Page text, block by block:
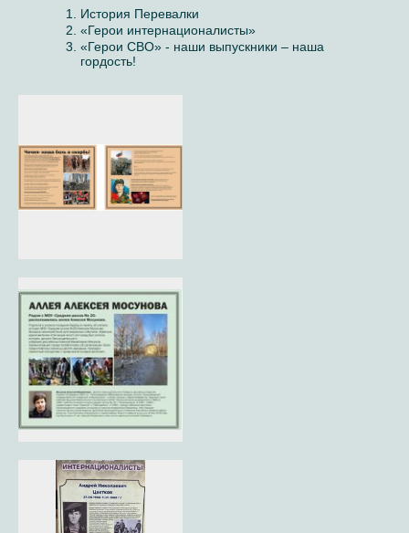
История Перевалки
«Герои интернационалисты»
«Герои СВО» - наши выпускники – наша
гордость!